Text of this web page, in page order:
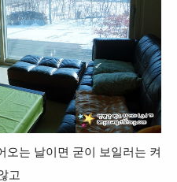
오는 날이면 굳이 보일러는 켜
고